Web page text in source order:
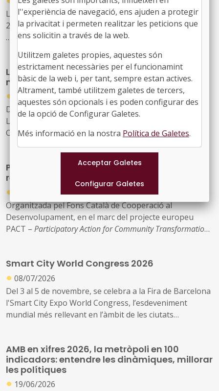
Lloc: Cosmocaixa de Barcelona. Data: 22 d’octubre de
2026
de la gestió urbana: la transformació de la ciutat
existent, les infraestructures municipals, l’aplicació
pràctica de la tecnologia i la IA en la gestió pública
LocalCiber: Congrés de ciberseguretat del
món local
●
23/07/2026
Data: 17 i 18 de setembre
Lloc: BCIN, Badalona
Organitza: Localret
Participació i col·lectius infrarepresentats:
reptes en la definició de polítiques públiques
●
Organitzada pel Fons Català de Cooperació al
Desenvolupament, en el marc del projecte europeu
PACT – Participatory Action for Community Transformation
Smart City World Congress 2026
● 08/07/2026
Del 3 al 5 de novembre, se celebra a la Fira de Barcelona
l'Smart City Expo World Congress, l’esdeveniment
mundial més rellevant en l’àmbit de les ciutats
AMB en xifres 2026, la metròpoli en 100
indicadors: entendre les dinàmiques, millorar
les polítiques
● 19/06/2026
l''experiència de navegació, ens ajuden a protegir
la privacitat i permeten realitzar les peticions que
ens solicitin a través de la web.
Utilitzem galetes propies, aquestes són
estrictament necessàries per el funcionamint
bàsic de la web i, per tant, sempre estan actives.
Altrament, també utilitzem galetes de tercers,
aquestes són opcionals i es poden configurar des
de la opció de Configurar Galetes.
Més informació en la nostra Política de Galetes.